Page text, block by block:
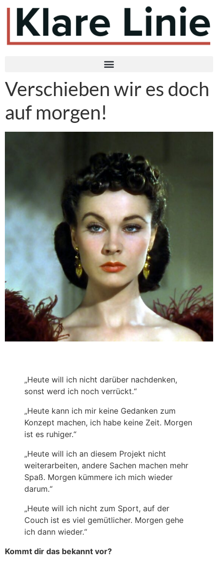
Verschieben wir es doch
auf morgen!
„Heute will ich nicht darüber nachdenken,
sonst werd ich noch verrückt.“
„Heute kann ich mir keine Gedanken zum
Konzept machen, ich habe keine Zeit. Morgen
ist es ruhiger.“
„Heute will ich an diesem Projekt nicht
weiterarbeiten, andere Sachen machen mehr
Spaß. Morgen kümmere ich mich wieder
darum.“
„Heute will ich nicht zum Sport, auf der
Couch ist es viel gemütlicher. Morgen gehe
ich dann wieder.“
Kommt dir das bekannt vor?